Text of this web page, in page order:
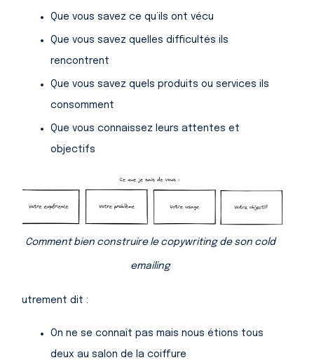
Que vous savez ce qu’ils ont vécu
Que vous savez quelles difficultés ils
rencontrent
Que vous savez quels produits ou services ils
consomment
Que vous connaissez leurs attentes et
objectifs
Comment bien construire le copywriting de son cold
emailing
Autrement dit :
On ne se connaît pas mais nous étions tous
deux au salon de la coiffure